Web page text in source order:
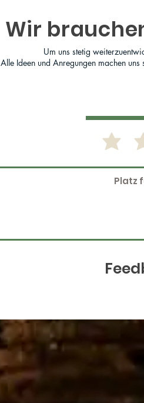
Wir
Um uns stetig
Alle Ideen und Anregungen machen